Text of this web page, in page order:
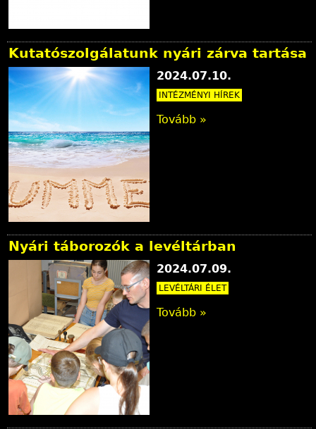
Kutatószolgálatunk nyári zárva tartása
2024.07.10.
INTÉZMÉNYI HÍREK
Tovább »
Nyári táborozók a levéltárban
2024.07.09.
LEVÉLTÁRI ÉLET
Tovább »